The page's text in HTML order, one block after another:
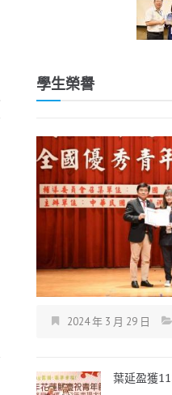
學生榮譽
2024 年 3 月 29 日
葉延盈獲